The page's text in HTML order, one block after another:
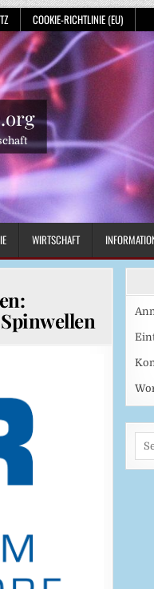
COOKIE-RICHTLINIE (EU)
WIRTSCHAFT